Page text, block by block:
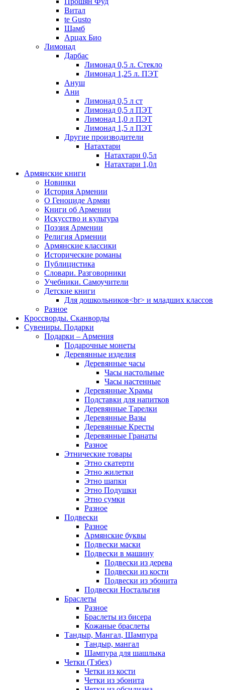
Витал
te Gusto
Шамб
Арцах Био
Лимонад
Дарбас
Лимонад 0,5 л. Стекло
Лимонад 1,25 л. ПЭТ
Ануш
Ани
Лимонад 0,5 л ст
Лимонад 0,5 л ПЭТ
Лимонад 1,0 л ПЭТ
Лимонад 1,5 л ПЭТ
Другие производители
Натахтари
Натахтари 0,5л
Натахтари 1,0л
Армянские книги
Новинки
История Армении
О Геноциде Армян
Книги об Армении
Иcкусство и культура
Поэзия Армении
Религия Армении
Армянские классики
Исторические романы
Публицистика
Словари. Разговорники
Учебники. Самоучители
Детские книги
Для дошкольников<br> и младших классов
Разное
Кроссворды. Сканворды
Сувениры. Подарки
Подарки – Армения
Подарочные монеты
Деревянные изделия
Деревянные часы
Часы настольные
Часы настенные
Деревянные Храмы
Подставки для напитков
Деревянные Тарелки
Деревянные Вазы
Деревянные Кресты
Деревянные Гранаты
Разное
Этнические товары
Этно скатерти
Этно жилетки
Этно шапки
Этно Подушки
Этно сумки
Разное
Подвески
Разное
Армянские буквы
Подвески маски
Подвески в машину
Подвески из дерева
Подвески из кости
Подвески из эбонита
Подвески Ностальгия
Браслеты
Разное
Браслеты из бисера
Кожаные браслеты
Тандыр, Мангал, Шампура
Тандыр, мангал
Шампура для шашлыка
Четки (Тзбех)
Четки из кости
Четки из эбонита